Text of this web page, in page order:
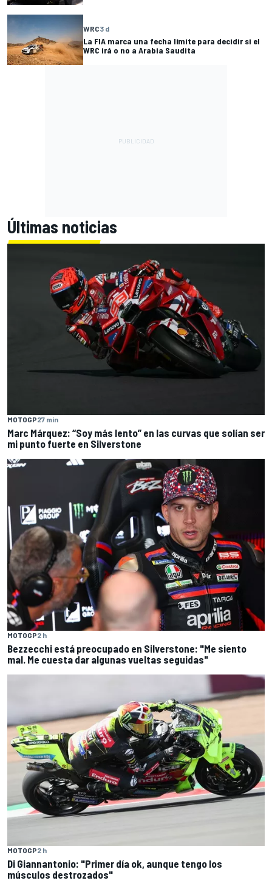
WRC3 d
La FIA marca una fecha límite para decidir si el
WRC irá o no a Arabia Saudita
Últimas noticias
MOTOGP27 min
Marc Márquez: “Soy más lento” en las curvas que solían ser
mi punto fuerte en Silverstone
MOTOGP2 h
Bezzecchi está preocupado en Silverstone: "Me siento
mal. Me cuesta dar algunas vueltas seguidas"
MOTOGP2 h
Di Giannantonio: "Primer día ok, aunque tengo los
músculos destrozados"